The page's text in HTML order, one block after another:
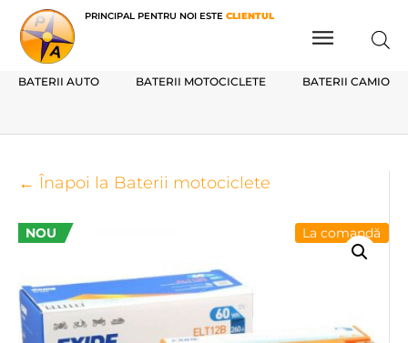
PRINCIPAL PENTRU NOI ESTE CLIENTUL
BATERII AUTO BATERII MOTOCICLETE BATERII
← Înapoi la Baterii motociclete
NOU La comandă